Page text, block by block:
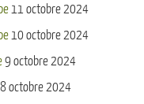
11 octobre 2024
10 octobre 2024
9 octobre 2024
8 octobre 2024